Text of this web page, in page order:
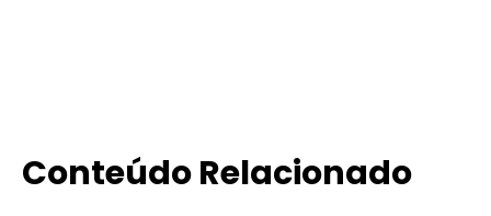
Conteúdo Relacionado